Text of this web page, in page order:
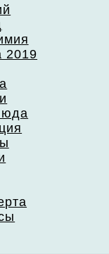
2019